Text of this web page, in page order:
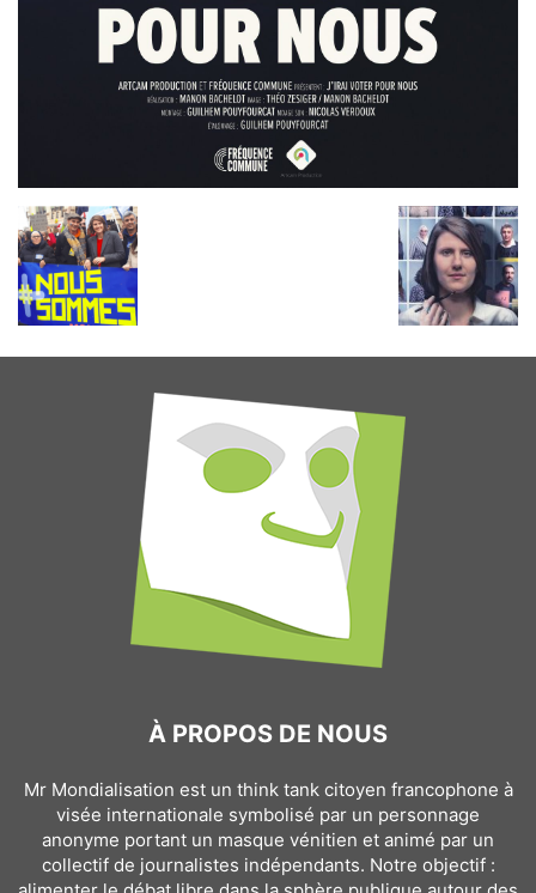
À PROPOS DE NOUS
Mr Mondialisation est un think tank citoyen francophone à
visée internationale symbolisé par un personnage
anonyme portant un masque vénitien et animé par un
collectif de journalistes indépendants. Notre objectif :